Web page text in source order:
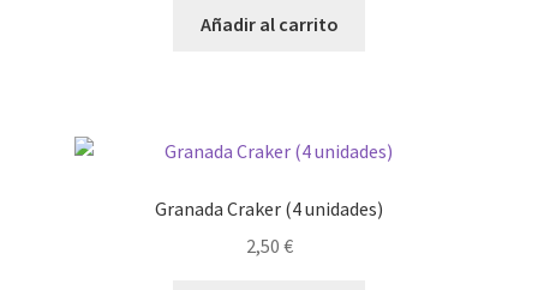
Añadir al carrito
Granada Craker (4 unidades)
2,50 €